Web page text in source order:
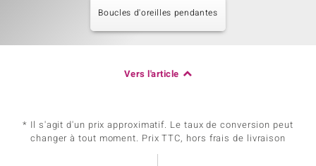
Boucles d'oreilles pendantes
Vers l'article
* Il s'agit d'un prix approximatif. Le taux de conversion peut
changer à tout moment. Prix TTC, hors frais de livraison